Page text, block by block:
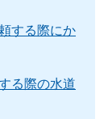
する際にか
る際の水道